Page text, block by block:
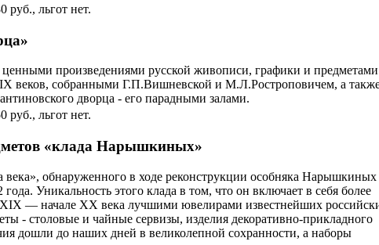
руб., льгот нет.
произведениями русской живописи, графики и предметами
веков, собранными Г.П.Вишневской и М.Л.Ростроповичем, а
дворца - его парадными залами.
руб., льгот нет.
«клада Нарышкиных»
обнаруженного в ходе реконструкции особняка Нарышкиных
Уникальность этого клада в том, что он включает в себя более
XIX — начале XX века лучшими ювелирами известнейших
- столовые и чайные сервизы, изделия декоративно-прикладного
дошли до наших дней в великолепной сохранности, а наборы